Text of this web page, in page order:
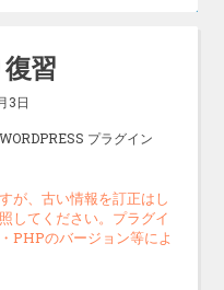
習
3日
WORDPRESS プラグイン
が、古い情報を訂正はし
してください。プラグイ
PHPのバージョン等によ